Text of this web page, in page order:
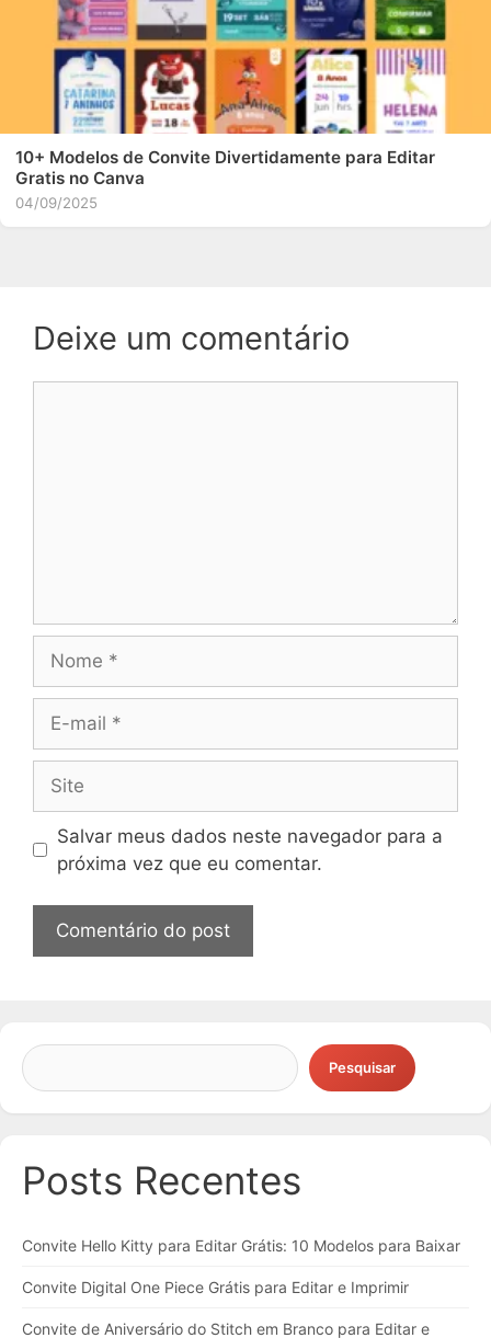
10+ Modelos de Convite Divertidamente para Editar
Gratis no Canva
04/09/2025
Deixe um comentário
mail
Salvar meus dados neste navegador para a
próxima vez que eu comentar.
Pesquisar
Posts Recentes
Convite Hello Kitty para Editar Grátis: 10 Modelos para Baixar
Convite Digital One Piece Grátis para Editar e Imprimir
Convite de Aniversário do Stitch em Branco para Editar e